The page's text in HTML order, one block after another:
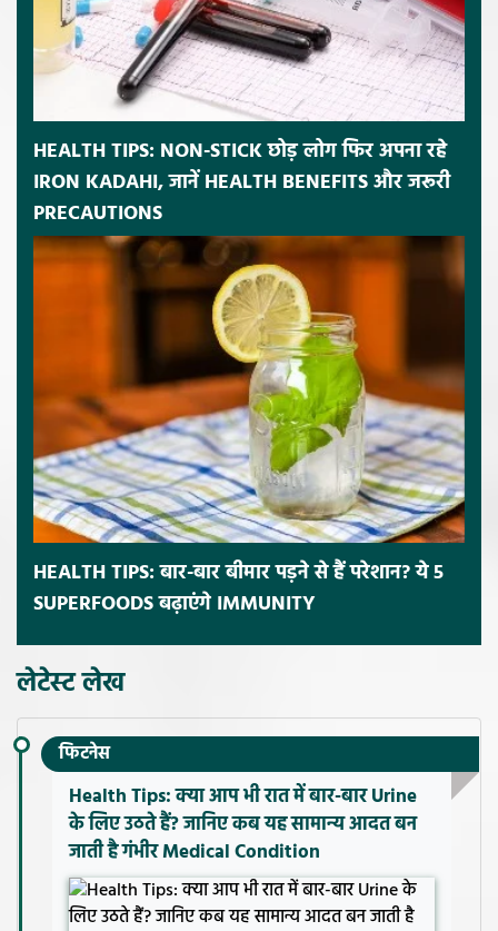
HEALTH TIPS: NON-STICK छोड़ लोग फिर अपना रहे
IRON KADAHI, जानें HEALTH BENEFITS और जरूरी
PRECAUTIONS
HEALTH TIPS: बार-बार बीमार पड़ने से हैं परेशान? ये 5
SUPERFOODS बढ़ाएंगे IMMUNITY
लेटेस्ट लेख
फिटनेस
Health Tips: क्या आप भी रात में बार-बार Urine
के लिए उठते हैं? जानिए कब यह सामान्य आदत बन
जाती है गंभीर Medical Condition